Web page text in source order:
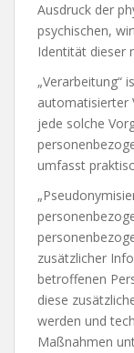
Ausdruck der
psychischen,
Identität dieser
„Verarbeitung“
automatisierter
jede solche
umfasst
zusätzlicher
betroffenen
diese
werden und
Maßnahmen